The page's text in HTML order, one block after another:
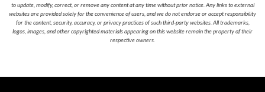
to update, modify, correct, or remove any content at any time without prior notice. Any links to external
websites are provided solely for the convenience of users, and we do not endorse or accept responsibility
for the content, security, accuracy, or privacy practices of such third-party websites. All trademarks,
logos, images, and other copyrighted materials appearing on this website remain the property of their
respective owners.